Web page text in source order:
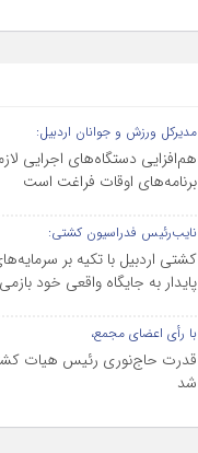
مدیرکل ورزش و جوانان اردبیل:
هم‌افزایی دستگاه‌های اجرایی
برنامه‌های اوقات فراغت است
نایب‌رئیس فدراسیون کشتی:
کشتی اردبیل با تکیه بر
پایدار به جایگاه واقعی خود
با رأی اعضای مجمع،
قدرت حاج‌نوری رئیس هیات
شد